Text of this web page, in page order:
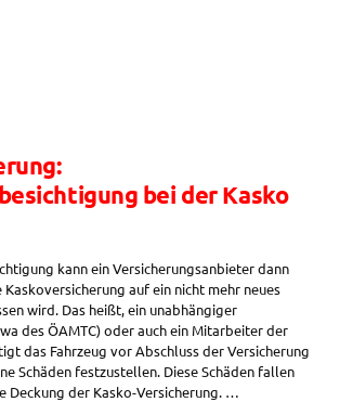
bei der Kasko
kann ein Versicherungsanbieter dann
auf ein nicht mehr neues
wird. Das heißt, ein unabhängiger
des ÖAMTC) oder auch ein Mitarbeiter der
das Fahrzeug vor Abschluss der Versicherung
Schäden festzustellen. Diese Schäden fallen
Deckung der Kasko-Versicherung. …